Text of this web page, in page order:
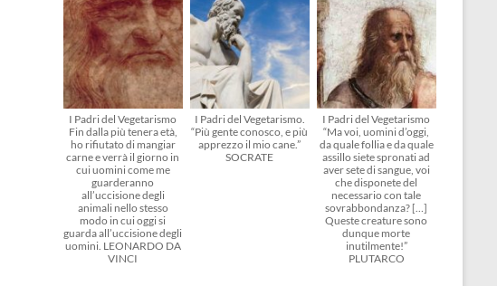
I Padri del Vegetarismo
Fin dalla più tenera età,
ho rifiutato di mangiar
carne e verrà il giorno in
cui uomini come me
guarderanno
all’uccisione degli
animali nello stesso
modo in cui oggi si
guarda all’uccisione degli
uomini. LEONARDO DA
VINCI
I Padri del Vegetarismo.
“Più gente conosco, e più
apprezzo il mio cane.”
SOCRATE
I Padri del Vegetarismo
“Ma voi, uomini d’oggi,
da quale follia e da quale
assillo siete spronati ad
aver sete di sangue, voi
che disponete del
necessario con tale
sovrabbondanza? […]
Queste creature sono
dunque morte
inutilmente!”
PLUTARCO